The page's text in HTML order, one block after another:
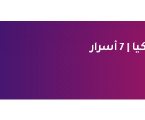
تغيير نبرة الصوت في تركيا | 7 أسرار